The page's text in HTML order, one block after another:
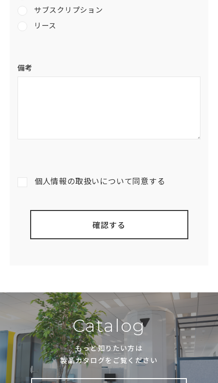
サブスクリプション
リース
備考
個人情報の取扱いについて同意する
Catalog
もっと知りたい方は
製品カタログをご覧ください